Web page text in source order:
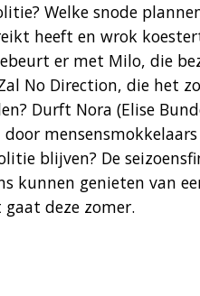
Welke snode
heeft en wrok
er met Milo, die
No Direction, die het
Durft Nora (Elise
blijven? De
kunnen genieten van
deze zomer.